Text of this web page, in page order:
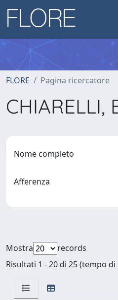
FLORE Pagina ricercatore
CHIARELLI,
Nome completo
Afferenza
Mostra
records
Risultati 1 - 20 di 25 (tempo